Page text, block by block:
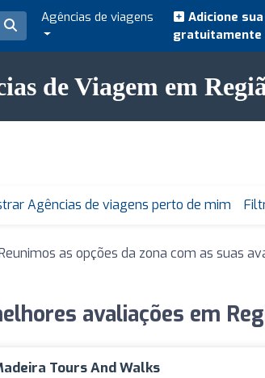
Agências de viagens
Adicione
gratuitamente
de Viagem em
Agências de viagens perto de mim
as opções da zona com as suas
avaliações em
Tours And Walks